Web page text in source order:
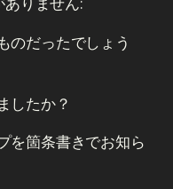
りません:
のだったでしょう
したか？
を箇条書きでお知ら